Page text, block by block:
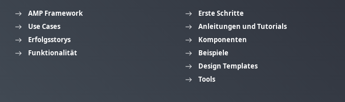
AMP Framework
Use Cases
Erfolgsstorys
Funktionalität
Erste Schritte
Anleitungen und Tutorials
Komponenten
Beispiele
Design Templates
Tools